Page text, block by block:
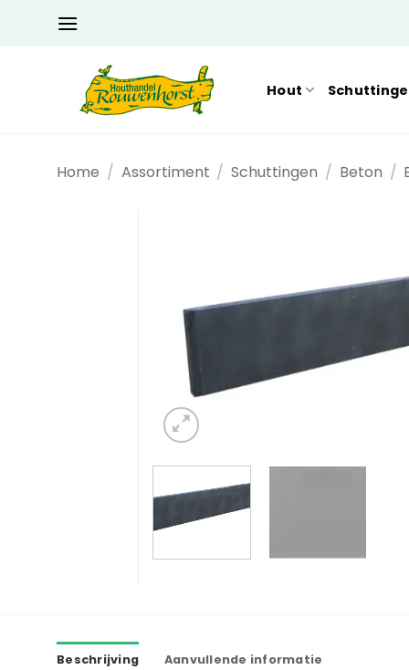
Hout
Home / Assortiment / Schuttingen / Beton /
Beschrijving Aanvullende informatie